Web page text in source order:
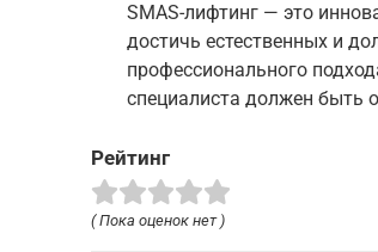
SMAS-лифтинг — это
достичь естественных и
профессионального
специалиста должен
Рейтинг
( Пока оценок нет )